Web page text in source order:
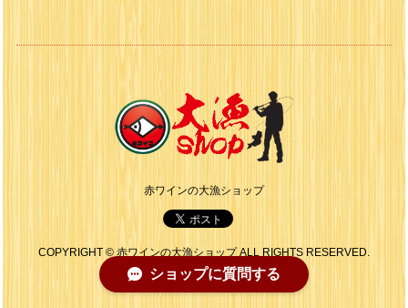
赤ワインの大漁ショップ
COPYRIGHT © 赤ワインの大漁ショップ ALL RIGHTS RESERVED.
ショップに質問する